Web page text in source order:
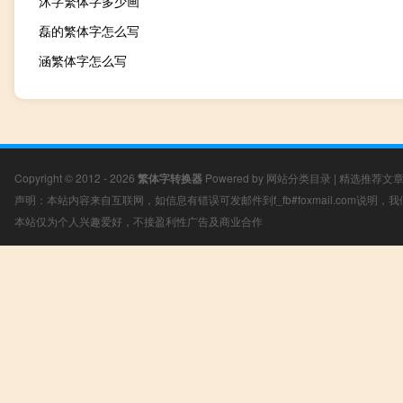
磊的繁体字怎么写
涵繁体字怎么写
Copyright © 2012 - 2026 繁体字转换器 Powered by 网站分类目录 | 精选推荐文章
声明：本站内容来自互联网，如信息有错误可发邮件到f_fb#foxmail.com说明，
本站仅为个人兴趣爱好，不接盈利性广告及商业合作